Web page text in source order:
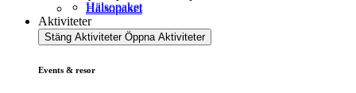
Hälsopaket
Hälsopaket
Aktiviteter
Stäng Aktiviteter Öppna Aktiviteter
Events & resor